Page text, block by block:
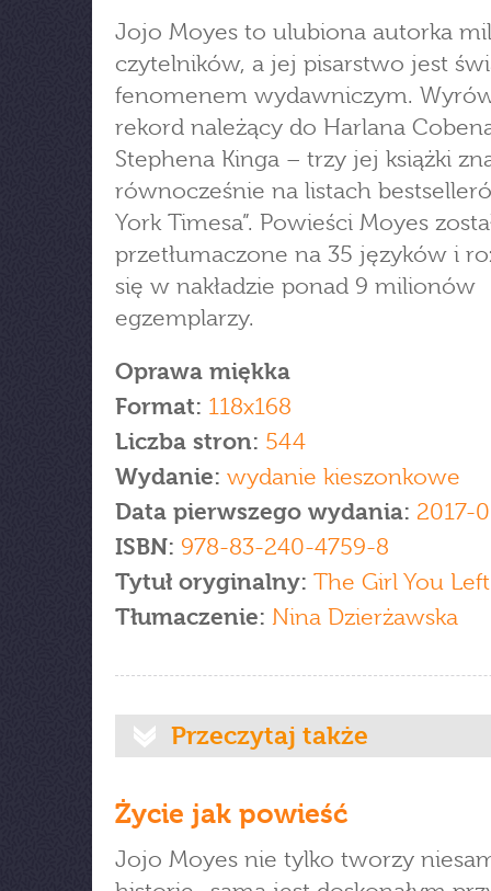
Jojo Moyes to ulubiona autorka
czytelników, a jej pisarstwo jest
fenomenem wydawniczym.
rekord należący do Harlana
Stephena Kinga – trzy jej książki
równocześnie na listach
York Timesa”. Powieści Moyes
przetłumaczone na 35 języków i
się w nakładzie ponad 9 milionów
egzemplarzy.
Oprawa miękka
Format: 118x168
Liczba stron: 544
Wydanie: wydanie kieszonkowe
Data pierwszego wydania: 2017-
ISBN: 978-83-240-4759-8
Tytuł oryginalny: The Girl You
Tłumaczenie: Nina Dzierżawska
Przeczytaj także
Życie jak powieść
Jojo Moyes nie tylko tworzy